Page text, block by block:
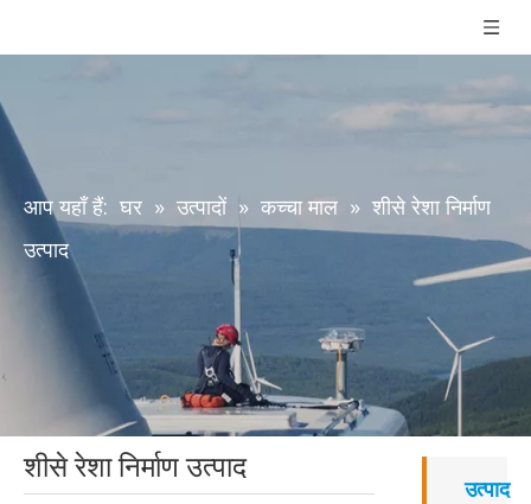
आप यहाँ हैं: घर » उत्पादों » कच्चा माल » शीसे रेशा निर्माण
उत्पाद
शीसे रेशा निर्माण उत्पाद
उत्पाद